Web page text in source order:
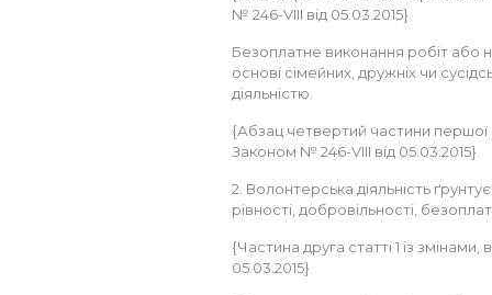
№ 246-VIII від 05.03.2015}
Безоплатне виконання робіт або
основі сімейних, дружніх чи
діяльністю.
{Абзац четвертий частини першої
Законом № 246-VIII від 05.03.2015}
2. Волонтерська діяльність
рівності, добровільності,
{Частина друга статті 1 із
05.03.2015}